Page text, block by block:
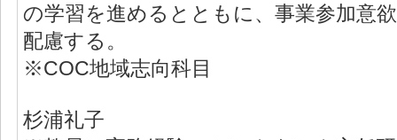
の学習を進めるとともに、事業参加意
配慮する。
※COC地域志向科目
杉浦礼子